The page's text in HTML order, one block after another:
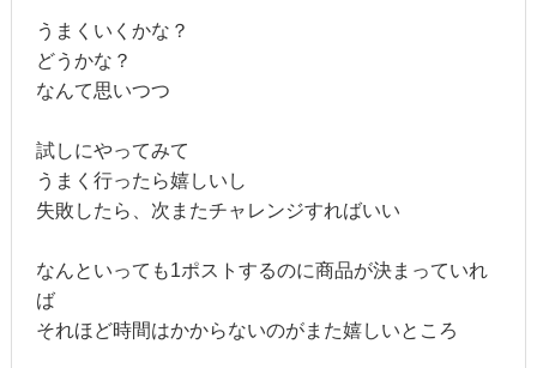
うまくいくかな？
どうかな？
なんて思いつつ
試しにやってみて
うまく行ったら嬉しいし
失敗したら、次またチャレンジすればいい
なんといっても1ポストするのに商品が決まっていれ
ば
それほど時間はかからないのがまた嬉しいところ